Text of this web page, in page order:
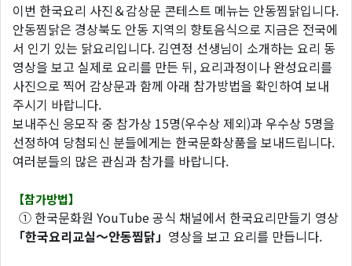
이번 한국요리 사진＆감상문 콘테스트 메뉴는 안동찜닭입니다.
안동찜닭은 경상북도 안동 지역의 향토음식으로 지금은 전국에
서 인기 있는 닭요리입니다. 김연정 선생님이 소개하는 요리 동
영상을 보고 실제로 요리를 만든 뒤, 요리과정이나 완성요리를
사진으로 찍어 감상문과 함께 아래 참가방법을 확인하여 보내
주시기 바랍니다.
보내주신 응모작 중 참가상 15명(우수상 제외)과 우수상 5명을
선정하여 당첨되신 분들에게는 한국문화상품을 보내드립니다.
여러분들의 많은 관심과 참가를 바랍니다.
【참가방법】
① 한국문화원 YouTube 공식 채널에서 한국요리만들기 영상
「한국요리교실～안동찜닭」 영상을 보고 요리를 만듭니다.